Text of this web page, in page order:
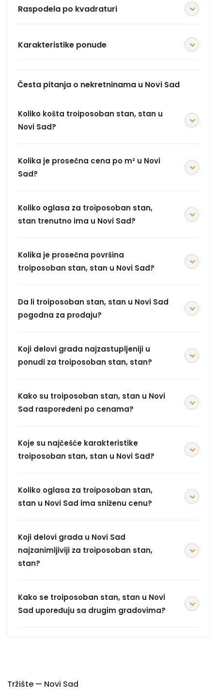
Raspodela po kvadraturi
Karakteristike ponude
Česta pitanja o nekretninama u Novi Sad
Koliko košta troiposoban stan, stan u
Novi Sad?
Kolika je prosečna cena po m² u Novi
Sad?
Koliko oglasa za troiposoban stan,
stan trenutno ima u Novi Sad?
Kolika je prosečna površina
troiposoban stan, stan u Novi Sad?
Da li troiposoban stan, stan u Novi Sad
pogodna za prodaju?
Koji delovi grada najzastupljeniji u
ponudi za troiposoban stan, stan?
Kako su troiposoban stan, stan u Novi
Sad raspoređeni po cenama?
Koje su najčešće karakteristike
troiposoban stan, stan u Novi Sad?
Koliko oglasa za troiposoban stan,
stan u Novi Sad ima sniženu cenu?
Koji delovi grada u Novi Sad
najzanimljiviji za troiposoban stan,
stan?
Kako se troiposoban stan, stan u Novi
Sad upoređuju sa drugim gradovima?
Tržište — Novi Sad